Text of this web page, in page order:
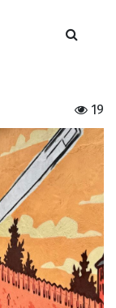
19